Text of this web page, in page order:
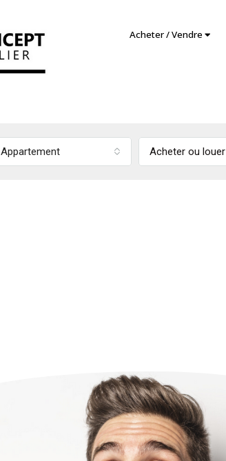
Acheter / Vendre
Appartement Acheter ou louer